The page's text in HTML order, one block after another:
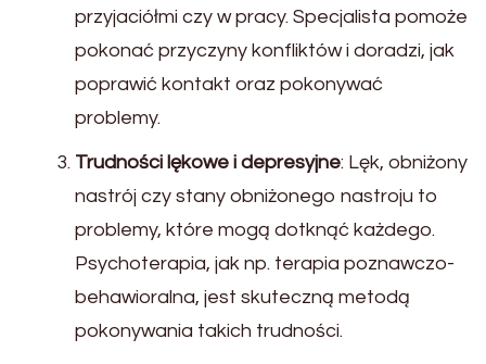
przyjaciółmi czy w pracy. Specjalista pomoże
pokonać przyczyny konfliktów i doradzi, jak
poprawić kontakt oraz pokonywać
problemy.
Trudności lękowe i depresyjne: Lęk, obniżony
nastrój czy stany obniżonego nastroju to
problemy, które mogą dotknąć każdego.
Psychoterapia, jak np. terapia poznawczo-
behawioralna, jest skuteczną metodą
pokonywania takich trudności.